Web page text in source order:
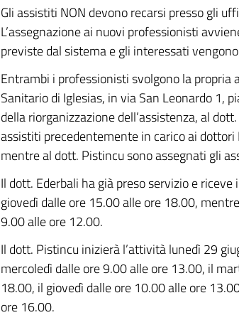
Gli assistiti NON devono recarsi presso gli
L’assegnazione ai nuovi professionisti
previste dal sistema e gli interessati
Entrambi i professionisti svolgono la
Sanitario di Iglesias, in via San Leonardo 1,
della riorganizzazione dell’assistenza, al
assistiti precedentemente in carico ai dottori
mentre al dott. Pistincu sono assegnati gli
Il dott. Ederbali ha già preso servizio e
giovedì dalle ore 15.00 alle ore 18.00,
9.00 alle ore 12.00.
Il dott. Pistincu inizierà l’attività lunedì 29
mercoledì dalle ore 9.00 alle ore 13.00, il
18.00, il giovedì dalle ore 10.00 alle ore
ore 16.00.